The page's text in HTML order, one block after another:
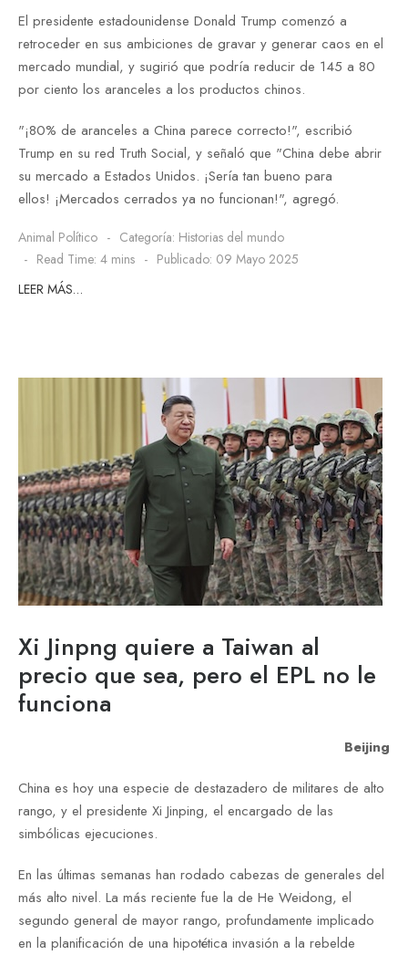
El presidente estadounidense Donald Trump comenzó a
retroceder en sus ambiciones de gravar y generar caos en el
mercado mundial, y sugirió que podría reducir de 145 a 80
por ciento los aranceles a los productos chinos.
"¡80% de aranceles a China parece correcto!", escribió
Trump en su red Truth Social, y señaló que "China debe abrir
su mercado a Estados Unidos. ¡Sería tan bueno para
ellos! ¡Mercados cerrados ya no funcionan!", agregó.
Animal Político Categoría: Historias del mundo
Read Time: 4 mins
Publicado: 09 Mayo 2025
LEER MÁS…
Xi Jinpng quiere a Taiwan al
precio que sea, pero el EPL no le
funciona
Beijing
China es hoy una especie de destazadero de militares de alto
rango, y el presidente Xi Jinping, el encargado de las
simbólicas ejecuciones.
En las últimas semanas han rodado cabezas de generales del
más alto nivel. La más reciente fue la de He Weidong, el
segundo general de mayor rango, profundamente implicado
en la planificación de una hipotética invasión a la rebelde